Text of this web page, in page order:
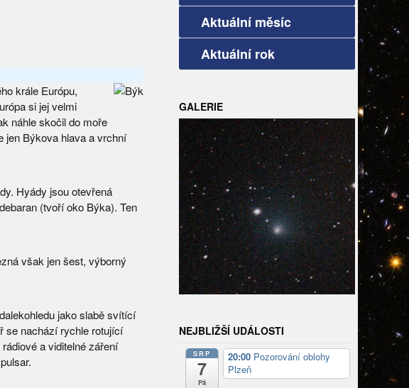
krále Európu,
si jej velmi
náhle skočil do moře
jen Býkova hlava a vrchní
Hyády jsou otevřená
(tvoří oko Býka). Ten
však jen šest, výborný
jako slabě svítící
se nachází rychle rotující
a viditelné záření
Aktuální měsíc
Aktuální rok
GALERIE
NEJBLIŽŠÍ UDÁLOSTI
SRP
7
Pá
20:00 Pozorování oblohy
Plzeň